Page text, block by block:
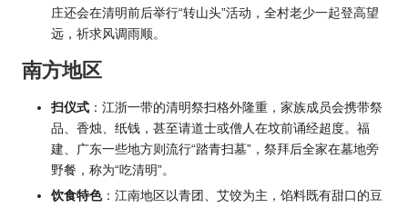
庄还会在清明前后举行“转山头”活动，全村老少一起登高望
远，祈求风调雨顺。
南方地区
扫仪式 ：江浙一带的清明祭扫格外隆重，家族成员会携带祭
品、香烛、纸钱，甚至请道士或僧人在坟前诵经超度。福
建、广东一些地方则流行“踏青扫墓”，祭拜后全家在墓地旁
野餐，称为“吃清明”。
饮食特色：江南地区以青团、艾饺为主，馅料既有甜口的豆